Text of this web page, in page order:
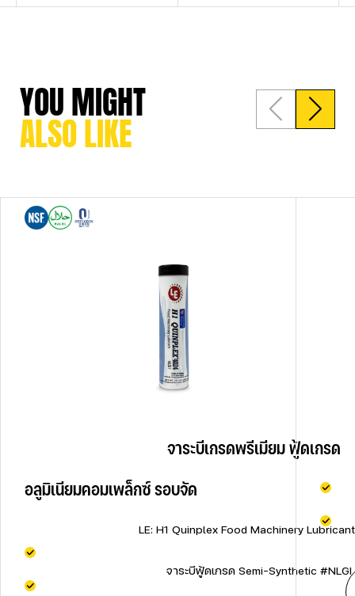
YOU MIGHT
ALSO LIKE
                                    จาระบีเกรดพรีเมียม ฟู้ดเกรด
อลูมิเนียมคอมเพล็กซ์ รอบจัด
LE: H1 Quinplex Food
จาระบีฟู้ดเกรด